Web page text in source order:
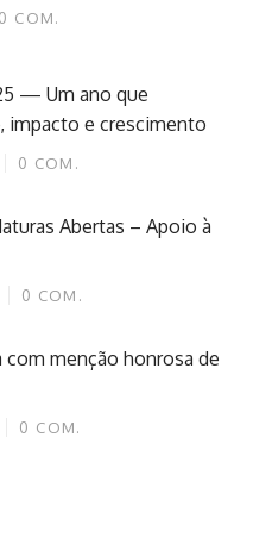
0 COM.
— Um ano que
impacto e crescimento
0 COM.
Abertas – Apoio à
0 COM.
menção honrosa de
0 COM.